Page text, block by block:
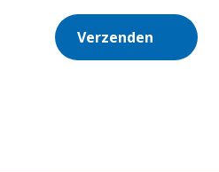
Verzenden